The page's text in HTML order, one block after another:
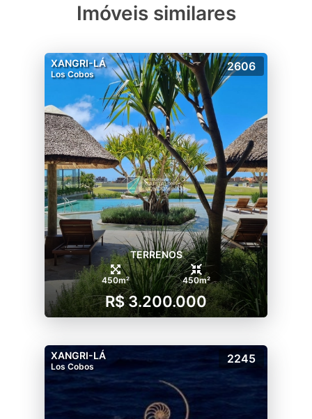
Imóveis similares
XANGRI-LÁ
Los Cobos
2606
TERRENOS
450m² 450m²
R$ 3.200.000
XANGRI-LÁ
Los Cobos
2245